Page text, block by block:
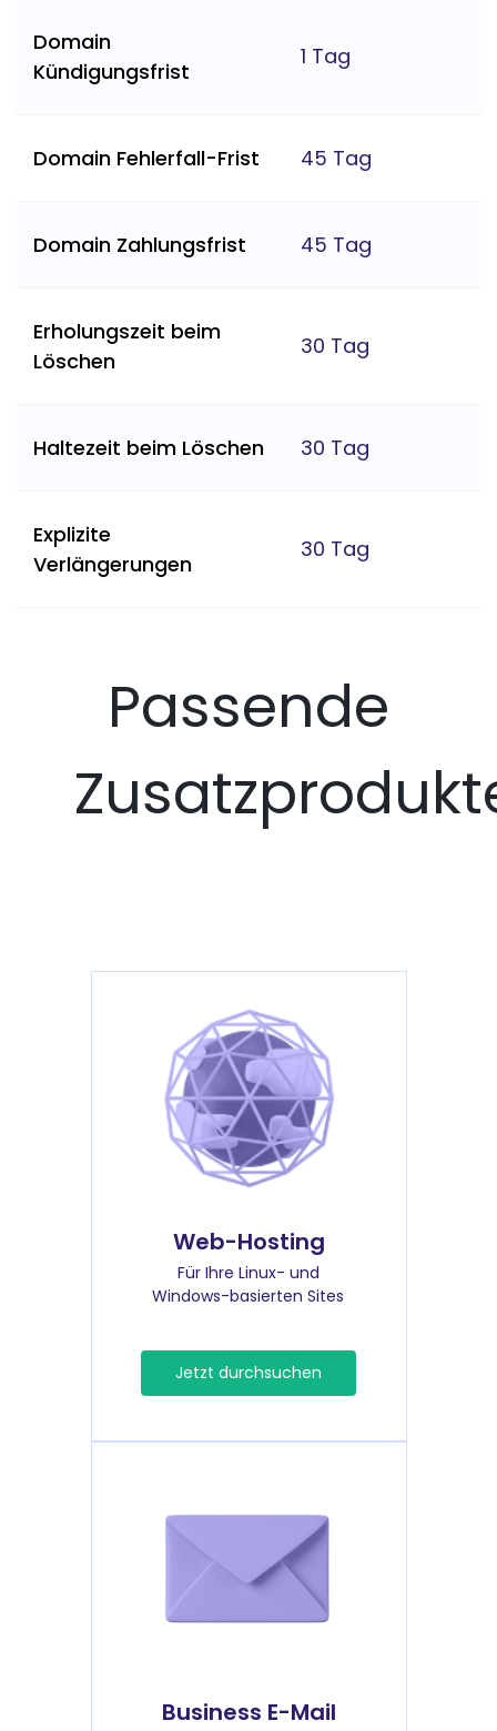
Domain
Kündigungsfrist
1 Tag
Domain Fehlerfall-Frist 45 Tag
Domain Zahlungsfrist 45 Tag
Erholungszeit beim
Löschen
30 Tag
Haltezeit beim Löschen 30 Tag
Explizite
Verlängerungen
30 Tag
Passende
Web-Hosting
Für Ihre Linux- und
Windows-basierten Sites
Jetzt durchsuchen
Business E-Mail